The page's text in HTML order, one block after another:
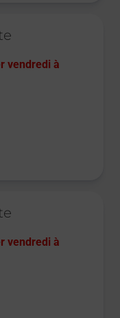
vendredi à
vendredi à